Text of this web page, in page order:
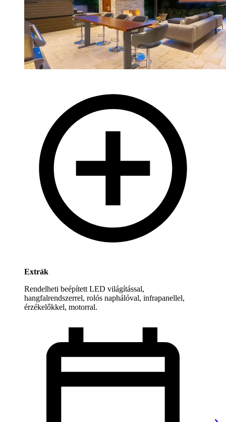
Extrák
Rendelheti beépített LED világítással,
hangfalrendszerrel, rolós naphálóval, infrapanellel,
érzékelőkkel, motorral.